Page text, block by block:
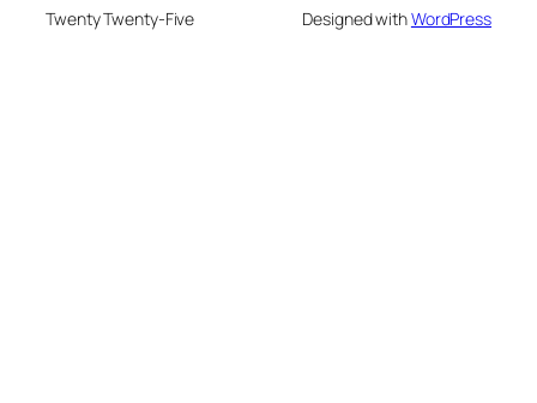
Twenty Twenty-Five Designed withWordPress